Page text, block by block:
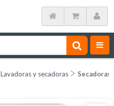
Lavadoras y secadoras Secadoras